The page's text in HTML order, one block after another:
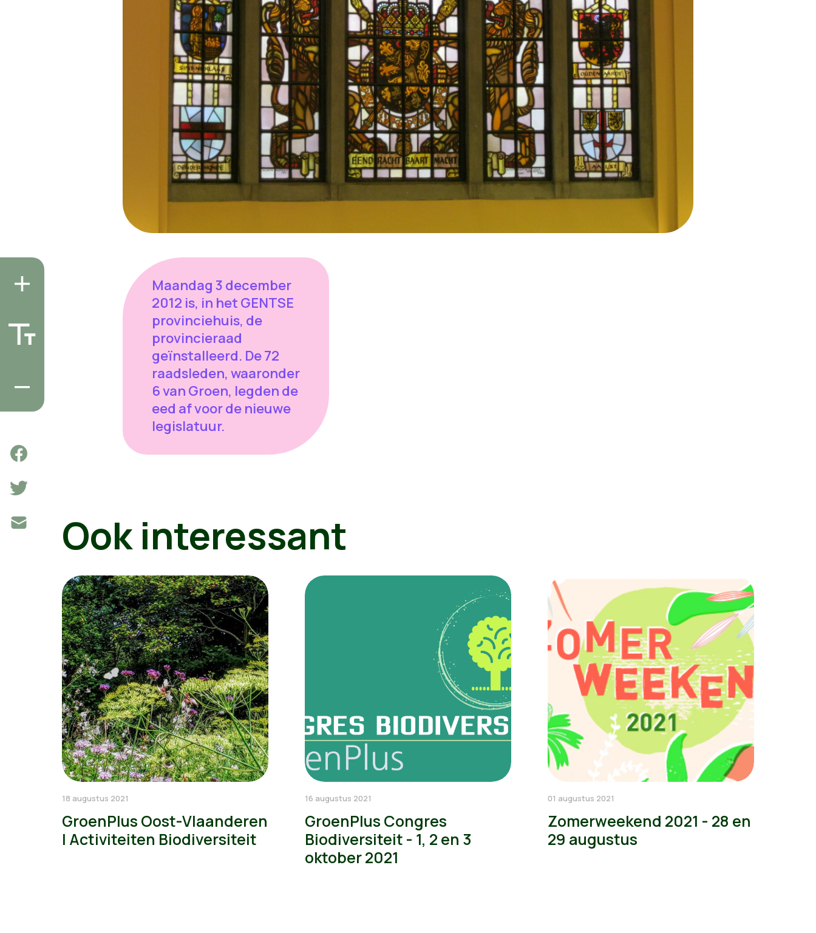
Maandag 3 december
2012 is, in het GENTSE
provinciehuis, de
provincieraad
geïnstalleerd. De 72
raadsleden, waaronder
6 van Groen, legden de
eed af voor de nieuwe
legislatuur.
Ook interessant
18 augustus 2021
GroenPlus Oost-Vlaanderen
| Activiteiten Biodiversiteit
16 augustus 2021
GroenPlus Congres
Biodiversiteit - 1, 2 en 3
oktober 2021
01 augustus 2021
Zomerweekend 2021 - 28 en
29 augustus